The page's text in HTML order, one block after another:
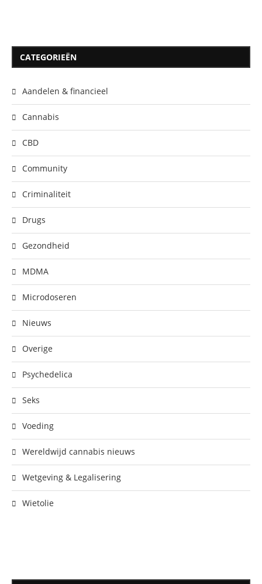
CATEGORIEËN
Aandelen & financieel
Cannabis
CBD
Community
Criminaliteit
Drugs
Gezondheid
MDMA
Microdoseren
Nieuws
Overige
Psychedelica
Seks
Voeding
Wereldwijd cannabis nieuws
Wetgeving & Legalisering
Wietolie